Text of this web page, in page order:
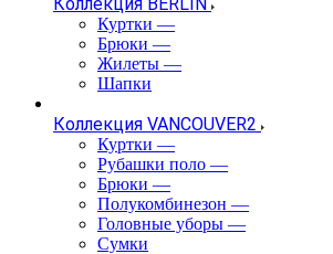
Куртки —
Брюки —
Жилеты —
Шапки
Коллекция VANCOUVER2
Куртки —
Рубашки поло —
Брюки —
Полукомбинезон —
Головные уборы —
Сумки